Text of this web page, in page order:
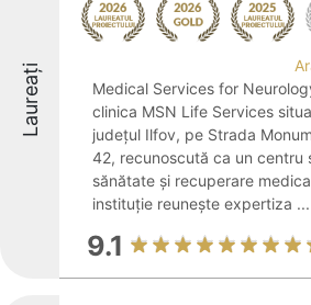
Laureați
Medical Services for
clinica MSN Life Services
județul Ilfov, pe Strada
42, recunoscută ca un centru
sănătate și recuperare
instituție reunește expertiza ...
9.1